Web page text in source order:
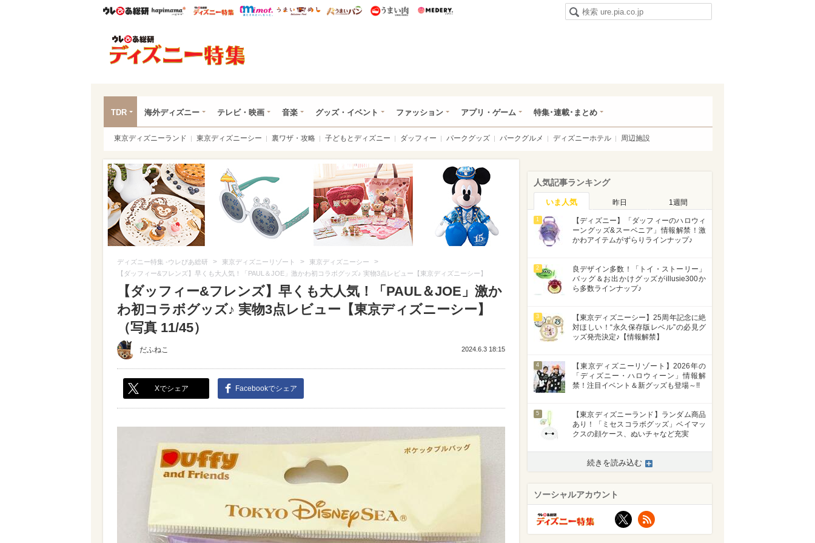
ウレぴあ総研ハピママ* ウレぴあ総研 ディズニー特集
mimot. うまいめし うまいパン うまい肉
TDR 海外ディズニー テレビ・映画 音楽 グッズ・イベント ファッション アプリ・ゲーム 特集･連載･まとめ
東京ディズニーランド 東京ディズニーシー 裏ワザ・攻略 子どもとディズニー ダッフィー パークグッズ パークグルメ ディズニーホテル 周辺施設
ディズニー特集 -ウレぴあ総研 > 東京ディズニーリゾート > 東京ディズニーシー >
【ダッフィー&フレンズ】早くも大人気！「PAUL＆JOE」激かわ初コラボグッズ♪ 実物3点レビュー【東京ディズニーシー】
【ダッフィー&フレンズ】早くも大人気！「PAUL＆JOE」激か
わ初コラボグッズ♪ 実物3点レビュー【東京ディズニーシー】
（写真 11/45）
だふねこ 2024.6.3 18:15
Xでシェア Facebookでシェア
人気記事ランキング
いま人気 昨日 1週間
1
【ディズニー】「ダッフィーのハロウィ
ーングッズ&スーベニア」情報解禁！激
かわアイテムがずらりラインナップ♪
2
良デザイン多数！「トイ・ストーリー」
バッグ＆お出かけグッズがillusie300か
ら多数ラインナップ♪
3
【東京ディズニーシー】25周年記念に絶
対ほしい！“永久保存版レベル”の必見グ
ッズ発売決定♪【情報解禁】
4
【東京ディズニーリゾート】2026年の
「ディズニー・ハロウィーン」情報解
禁！注目イベント＆新グッズも登場～!!
5
【東京ディズニーランド】ランダム商品
あり！「ミセスコラボグッズ」ベイマッ
クスの顔ケース、ぬいチャなど充実
続きを読み込む
ソーシャルアカウント
X